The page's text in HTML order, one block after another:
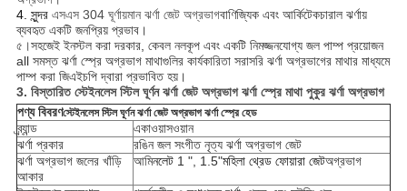
4. সুন্দর এসএস 304 ঘূর্ণায়মান ঝর্ণা জেট অগ্রভাগবাণিজ্যিক এবং আর্কিটেকচারাল ঝর্ণায়
ব্যবহৃত একটি জনপ্রিয় প্রভাব।
৫।সহজেই ইনস্টল করা দরকার, কেবল নলকূপ এবং একটি নিমজ্জনযোগ্য জল পাম্প প্রয়োজন
all সমস্ত ঝর্ণা স্প্রে অগ্রভাগ মাথাগুলির কার্যকারিতা সরাসরি ঝর্ণা অগ্রভাগের মাথার মাধ্যমে
পাম্প করা জিএইচপি দ্বারা প্রভাবিত হয়।
3. বিস্তারিত স্টেইনলেস স্টিল ঘূর্ণন ঝর্ণা জেট অগ্রভাগ ঝর্ণা স্প্রে মাথা পুকুর ঝর্ণা অগ্রভাগ
পণ্য বিবরণস্টেইনলেস স্টিল ঘূর্ণন ঝর্ণা জেট অগ্রভাগ ঝর্ণা স্প্রে হেড
ব্র্যান্ড
একাওয়াসওয়ান
ঝর্ণা প্রকার
রঙিন জল সংগীত নৃত্য ঝর্ণা অগ্রভাগ জেট
ঝর্ণা অগ্রভাগ জলের খাঁড়ি
আকার
আমিনলেট 1 ", 1.5"মহিলা থ্রেড ফোয়ারা জেটঅগ্রভাগ